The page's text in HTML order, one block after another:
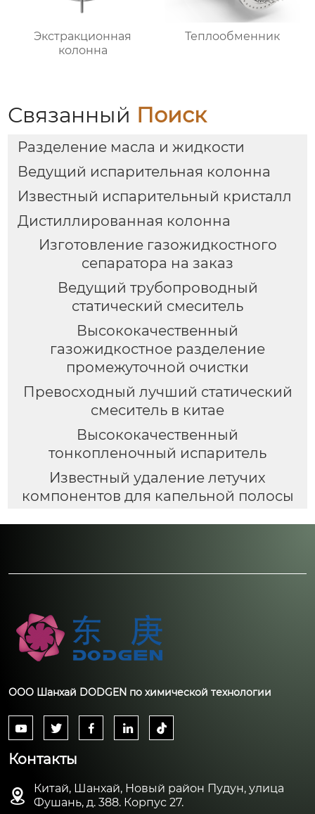
Экстракционная
колонна
Теплообменник
Связанный Поиск
Разделение масла и жидкости
Ведущий испарительная колонна
Известный испарительный кристалл
Дистиллированная колонна
Изготовление газожидкостного
сепаратора на заказ
Ведущий трубопроводный
статический смеситель
Высококачественный
газожидкостное разделение
промежуточной очистки
Превосходный лучший статический
смеситель в китае
Высококачественный
тонкопленочный испаритель
Известный удаление летучих
компонентов для капельной полосы
ООО Шанхай DODGEN по химической технологии
    
Контакты

Китай, Шанхай, Новый район Пудун, улица
Фушань, д. 388. Корпус 27.